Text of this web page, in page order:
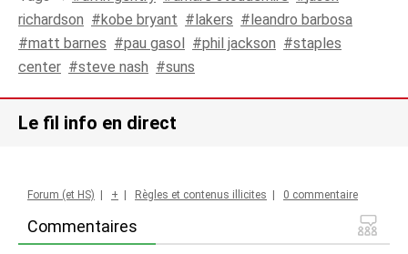
richardson
kobe bryant lakers
leandro barbosa
matt barnes
pau gasol phil jackson
staples
center
steve nash suns
Le fil info en direct
Commentaires
Forum (et HS) + Règles et contenus illicites 0 commentaire